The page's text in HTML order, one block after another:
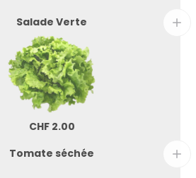
Salade Verte
CHF2.00
Tomate séchée